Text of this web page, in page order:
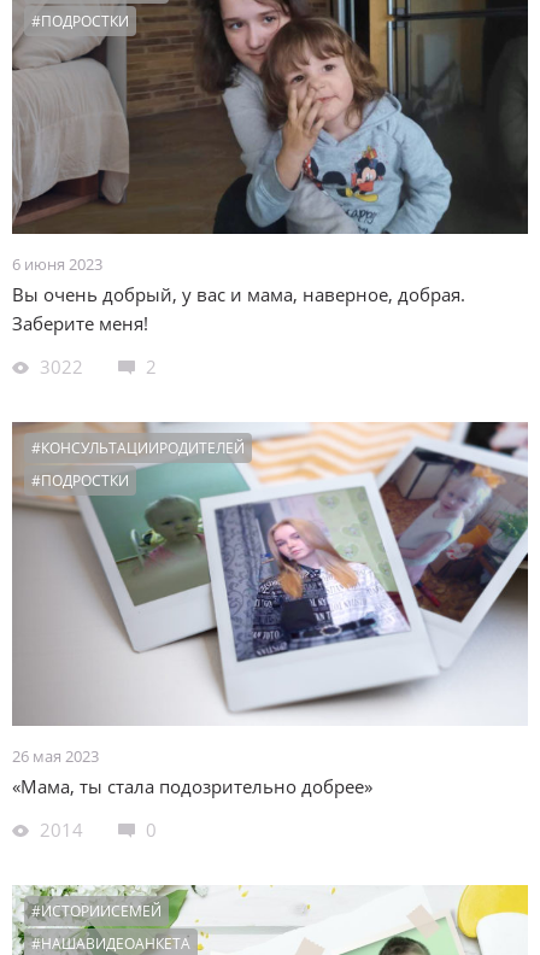
#ПОДРОСТКИ
6 июня 2023
Вы очень добрый, у вас и мама, наверное, добрая.
Заберите меня!
3022
2
#КОНСУЛЬТАЦИИРОДИТЕЛЕЙ
#ПОДРОСТКИ
26 мая 2023
«Мама, ты стала подозрительно добрее»
2014
0
#ИСТОРИИСЕМЕЙ
#НАШАВИДЕОАНКЕТА